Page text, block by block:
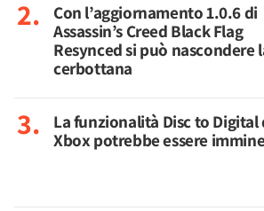
Con l’aggiornamento 1.0.6 di
Assassin’s Creed Black Flag
Resynced si può nascondere
cerbottana
La funzionalità Disc to Digital
Xbox potrebbe essere